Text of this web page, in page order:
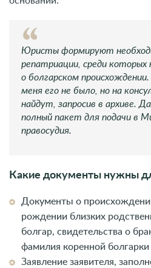
Юристы формируют
репатриации, среди
о болгарском
меня его не было, но на
найдут, запросив в архиве.
полный пакет для подачи в
правосудия.
Какие документы нужны
Документы о
рождении близких
болгар, свидетельства о
фамилия коренной болгарки
Заявление заявителя,